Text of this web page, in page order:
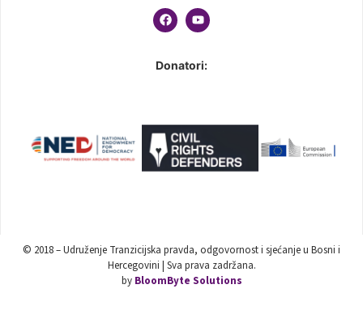
Donatori:
© 2018 – Udruženje Tranzicijska pravda, odgovornost i sjećanje u Bosni i
Hercegovini | Sva prava zadržana.
by BloomByte Solutions